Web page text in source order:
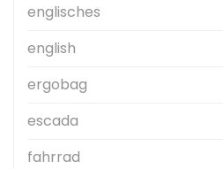
englisches
english
ergobag
escada
fahrrad